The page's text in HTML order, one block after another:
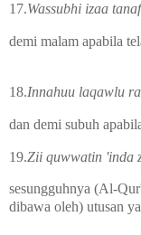
17.Wassubhi izaa
demi malam apabila
18.Innahuu laqawlu
dan demi subuh
19.Zii quwwatin 'inda
sesungguhnya (Al-
dibawa oleh) utusan